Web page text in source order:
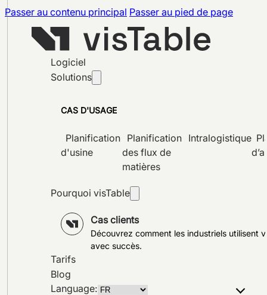
Passer au contenu principal Passer au pied de page
Logiciel
Solutions
CAS D'USAGE
Planification
d'usine
Planification
des flux de
matières
Intralogistique
Pourquoi visTable
Cas clients
Découvrez comment les industriels utilisent
avec succès.
Tarifs
Blog
Language: